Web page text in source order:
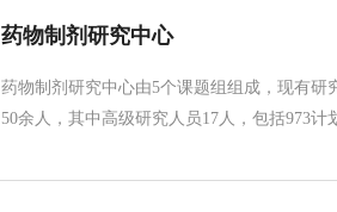
药物制剂研究中心
药物制剂研究中心由5个课题组组成，现有研
50余人，其中高级研究人员17人，包括973计